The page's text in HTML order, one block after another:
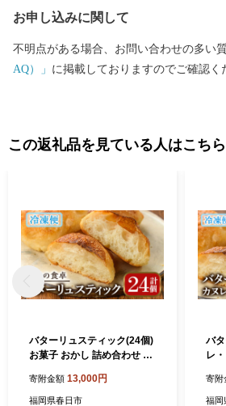
お申し込みに関して
不明点がある場合、お問い合わせの多い
AQ）」 に掲載しておりますのでご確認く
この返礼品を見ている人はこち
バターリュスティック(24個)
お菓子 おかし 詰め合わせ 手
成発酵 朝食 冷凍 ＜離島配送
不可＞【ksg0079】【そうり
寄附金額 13,000円
福岡県春日市
バ
レ
つ
せ
寄附
福岡